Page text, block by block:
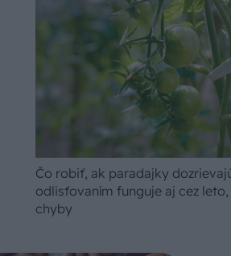
Čo robiť, ak paradajky
odlisťovaním funguje aj cez leto,
chyby